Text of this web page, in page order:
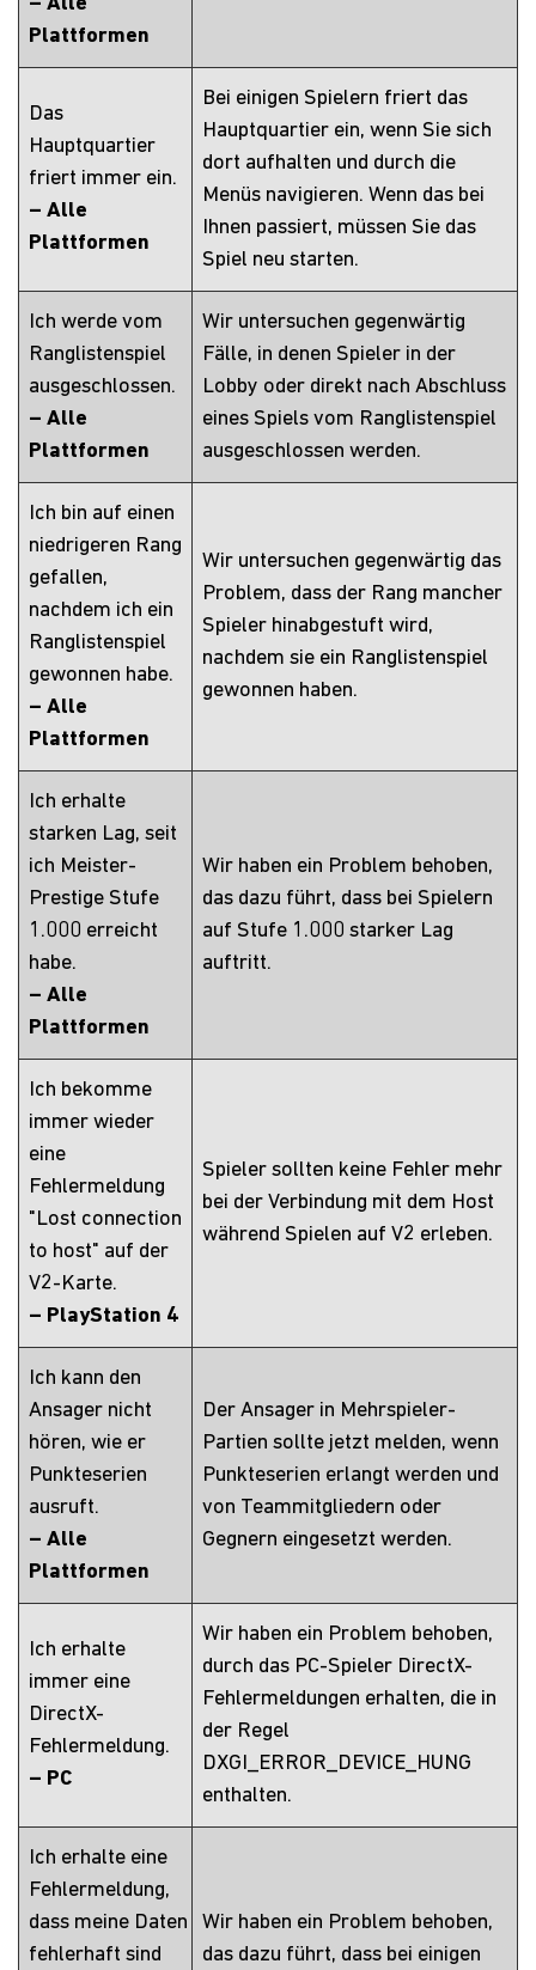
Plattformen
Das
Hauptquartier
friert immer ein.
– Alle
Plattformen
Bei einigen Spielern friert das
Hauptquartier ein, wenn Sie sich
dort aufhalten und durch die
Menüs navigieren. Wenn das bei
Ihnen passiert, müssen Sie das
Spiel neu starten.
Ich werde vom
Ranglistenspiel
ausgeschlossen.
– Alle
Plattformen
Wir untersuchen gegenwärtig
Fälle, in denen Spieler in der
Lobby oder direkt nach Abschluss
eines Spiels vom Ranglistenspiel
ausgeschlossen werden.
Ich bin auf einen
niedrigeren Rang
gefallen,
nachdem ich ein
Ranglistenspiel
gewonnen habe.
– Alle
Plattformen
Wir untersuchen gegenwärtig das
Problem, dass der Rang mancher
Spieler hinabgestuft wird,
nachdem sie ein Ranglistenspiel
gewonnen haben.
Ich erhalte
starken Lag, seit
ich Meister-
Prestige Stufe
1.000 erreicht
habe.
– Alle
Plattformen
Wir haben ein Problem behoben,
das dazu führt, dass bei Spielern
auf Stufe 1.000 starker Lag
auftritt.
Ich bekomme
immer wieder
eine
Fehlermeldung
"Lost connection
to host" auf der
V2-Karte.
– PlayStation 4
Spieler sollten keine Fehler mehr
bei der Verbindung mit dem Host
während Spielen auf V2 erleben.
Ich kann den
Ansager nicht
hören, wie er
Punkteserien
ausruft.
– Alle
Plattformen
Der Ansager in Mehrspieler-
Partien sollte jetzt melden, wenn
Punkteserien erlangt werden und
von Teammitgliedern oder
Gegnern eingesetzt werden.
Ich erhalte
immer eine
DirectX-
Fehlermeldung.
– PC
Wir haben ein Problem behoben,
durch das PC-Spieler DirectX-
Fehlermeldungen erhalten, die in
der Regel
DXGI_ERROR_DEVICE_HUNG
enthalten.
Ich erhalte eine
Fehlermeldung,
dass meine Daten
fehlerhaft sind
Wir haben ein Problem behoben,
das dazu führt, dass bei einigen